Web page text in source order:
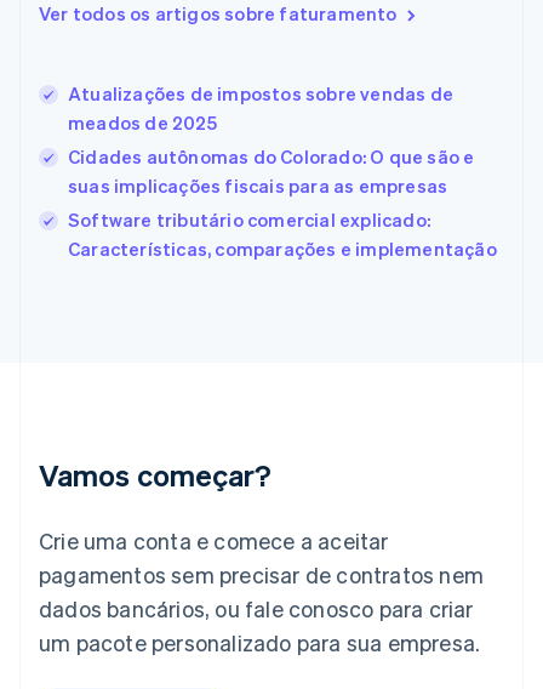
Ver todos os artigos sobre faturamento
Atualizações de impostos sobre vendas de
meados de 2025
Cidades autônomas do Colorado: O que são e
suas implicações fiscais para as empresas
Software tributário comercial explicado:
Características, comparações e implementação
Vamos começar?
Crie uma conta e comece a aceitar
pagamentos sem precisar de contratos nem
dados bancários, ou fale conosco para criar
um pacote personalizado para sua empresa.
EnglishItaliano
Estados Unidos
EnglishEspañol简体中文
Estônia
English
Finlândia
EnglishSvenska
França
Irlanda
Itália
English
Japão
日本語English
Letônia